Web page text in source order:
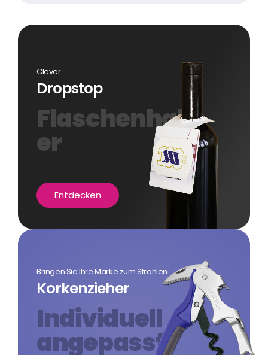
Clever
Dropstop
Flaschenhalt
er
Entdecken
Bringen Sie Ihre Marke zum Strahlen
Korkenzieher
Individuell
angepasst